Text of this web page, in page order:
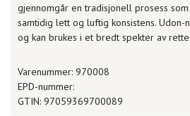
gjennomgår en tradisjonell prosess
samtidig lett og luftig konsistens.
og kan brukes i et bredt spekter av
Varenummer: 970008
EPD-nummer:
GTIN: 97059369700089